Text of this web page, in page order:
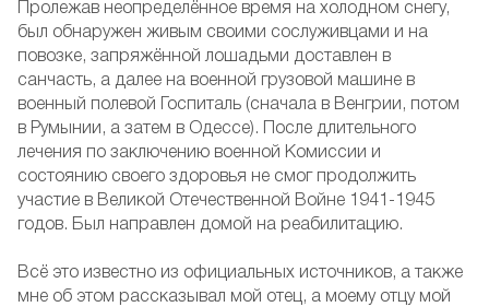
Пролежав неопределённое время на холодном снегу,
был обнаружен живым своими сослуживцами и на
повозке, запряжённой лошадьми доставлен в
санчасть, а далее на военной грузовой машине в
военный полевой Госпиталь (сначала в Венгрии, потом
в Румынии, а затем в Одессе). После длительного
лечения по заключению военной Комиссии и
состоянию своего здоровья не смог продолжить
участие в Великой Отечественной Войне 1941-1945
годов. Был направлен домой на реабилитацию.
Всё это известно из официальных источников, а также
мне об этом рассказывал мой отец, а моему отцу мой